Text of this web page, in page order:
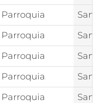
Parroquia
San
Parroquia
San
Parroquia
San
Parroquia
San
Parroquia
San